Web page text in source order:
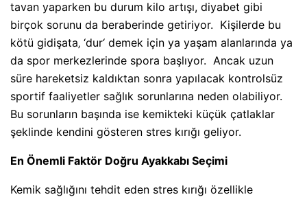
tavan yaparken bu durum kilo artışı, diyabet gibi
birçok sorunu da beraberinde getiriyor. Kişilerde bu
kötü gidişata‚ ‘dur‘ demek için ya yaşam alanlarında ya
da spor merkezlerinde spora başlıyor. Ancak uzun
süre hareketsiz kaldıktan sonra yapılacak kontrolsüz
sportif faaliyetler sağlık sorunlarına neden olabiliyor.
Bu sorunların başında ise kemikteki küçük çatlaklar
şeklinde kendini gösteren stres kırığı geliyor.
En Önemli Faktör Doğru Ayakkabı Seçimi
Kemik sağlığını tehdit eden stres kırığı özellikle